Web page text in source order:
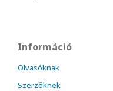
Információ
Olvasóknak
Szerzőknek